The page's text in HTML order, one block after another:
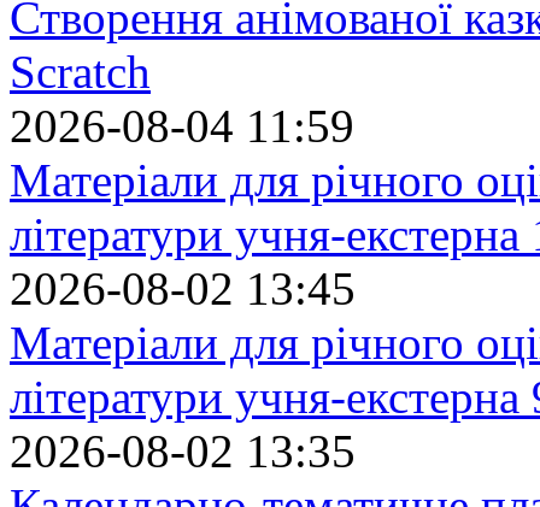
Створення анімованої
Scratch
2026-08-04 11:59
Матеріали для річного
літератури учня-екстерна
2026-08-02 13:45
Матеріали для річного
літератури учня-екстерна
2026-08-02 13:35